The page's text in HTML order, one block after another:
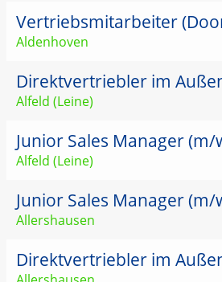
Vertriebsmitarbeiter
Aldenhoven
Direktvertriebler im
Alfeld (Leine)
Junior Sales Manager (m/
Alfeld (Leine)
Junior Sales Manager
Allershausen
Direktvertriebler im